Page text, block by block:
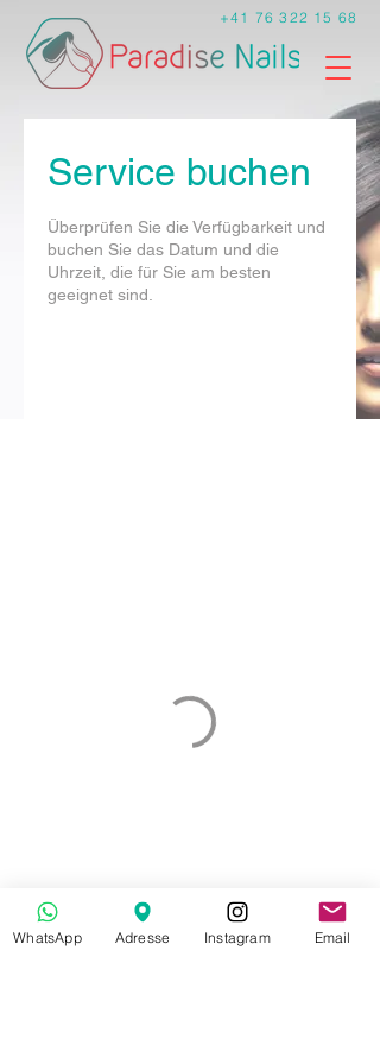
+41 76 322 15 68
Service buchen
Überprüfen Sie die Verfügbarkeit und
buchen Sie das Datum und die
Uhrzeit, die für Sie am besten
geeignet sind.
WhatsApp Adresse Instagram Email